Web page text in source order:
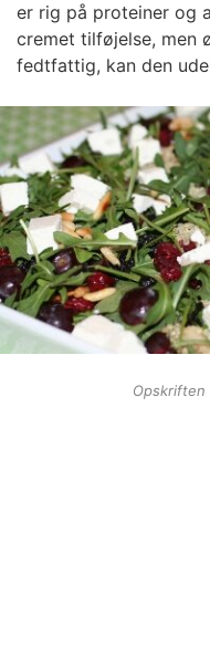
er rig på proteiner og
cremet tilføjelse, men
fedtfattig, kan den
Opskriften